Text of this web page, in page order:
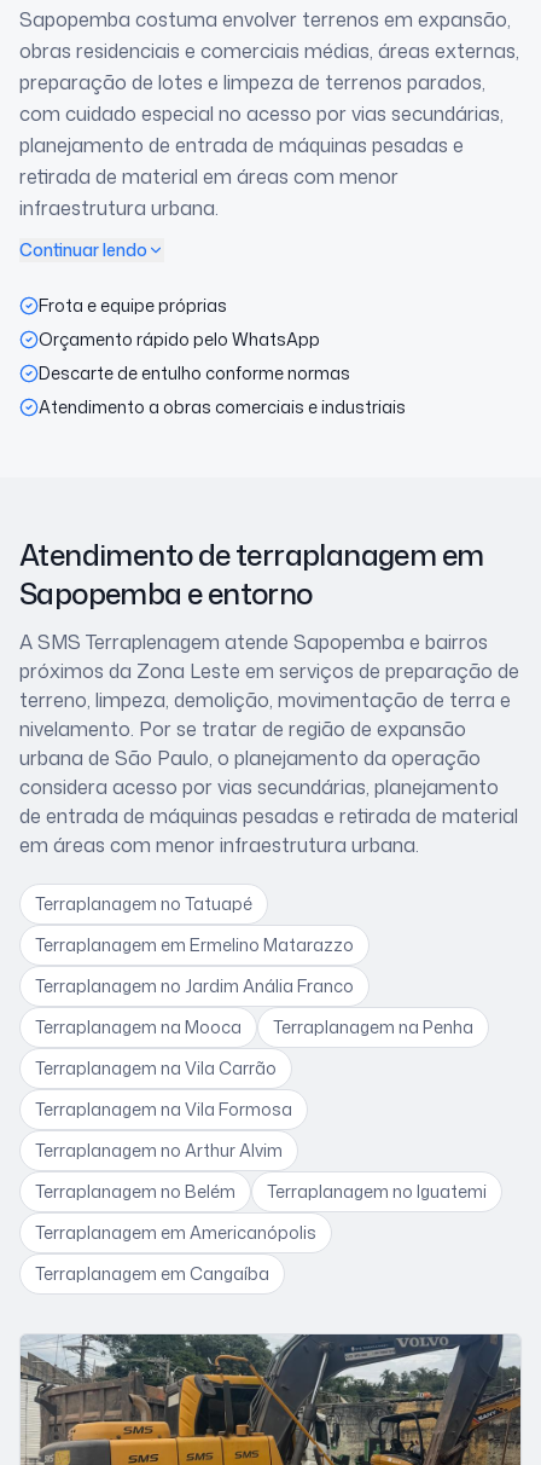
Sapopemba costuma envolver terrenos em expansão,
obras residenciais e comerciais médias, áreas externas,
preparação de lotes e limpeza de terrenos parados,
com cuidado especial no acesso por vias secundárias,
planejamento de entrada de máquinas pesadas e
retirada de material em áreas com menor
infraestrutura urbana.
Continuar lendo
Frota e equipe próprias
Orçamento rápido pelo WhatsApp
Descarte de entulho conforme normas
Atendimento a obras comerciais e industriais
Atendimento de terraplanagemem
Sapopemba e entorno
A SMS Terraplenagem atende Sapopemba e bairros
próximos da Zona Leste em serviços de preparação de
terreno, limpeza, demolição, movimentação de terra e
nivelamento. Por se tratar de região de expansão
urbana de São Paulo, o planejamento da operação
considera acesso por vias secundárias, planejamento
de entrada de máquinas pesadas e retirada de material
em áreas com menor infraestrutura urbana.
Terraplanagem no Tatuapé
Terraplanagem em Ermelino Matarazzo
Terraplanagem no Jardim Anália Franco
Terraplanagem na Mooca Terraplanagem na Penha
Terraplanagem na Vila Carrão
Terraplanagem na Vila Formosa
Terraplanagem no Arthur Alvim
Terraplanagem no Belém Terraplanagem no Iguatemi
Terraplanagem em Americanópolis
Terraplanagem em Cangaíba